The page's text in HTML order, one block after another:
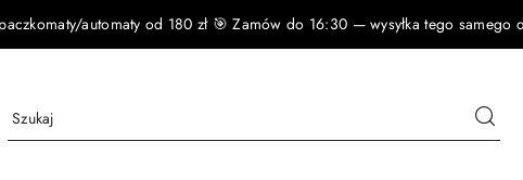
automaty od 180 zł 🎯 Zamów do 16:30 — wysyłka tego samego